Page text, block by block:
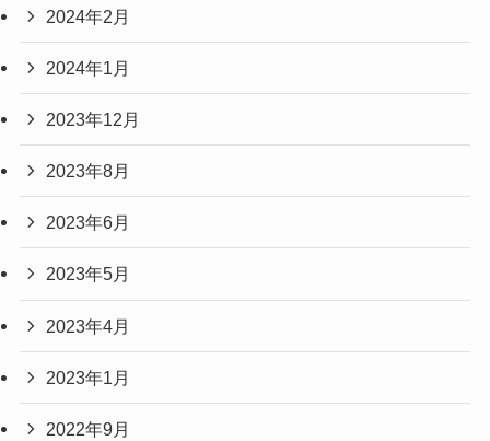
2024年2月
2024年1月
2023年12月
2023年8月
2023年6月
2023年5月
2023年4月
2023年1月
2022年9月